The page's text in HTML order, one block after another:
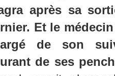
après sa
Et le
de son
de ses